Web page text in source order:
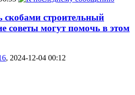
скобами строительный
советы могут помочь в этом
, 2024-12-04 00:12